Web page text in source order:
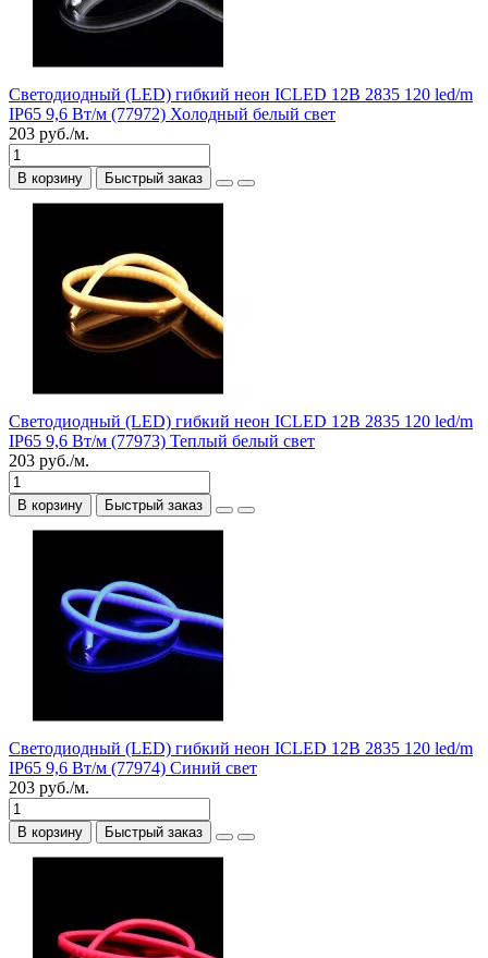
Светодиодный (LED) гибкий неон ICLED 12В 2835 120 led/m
IP65 9,6 Вт/м (77972) Холодный белый свет
203 руб./м.
В корзину Быстрый заказ
Светодиодный (LED) гибкий неон ICLED 12В 2835 120 led/m
IP65 9,6 Вт/м (77973) Теплый белый свет
203 руб./м.
В корзину Быстрый заказ
Светодиодный (LED) гибкий неон ICLED 12В 2835 120 led/m
IP65 9,6 Вт/м (77974) Синий свет
203 руб./м.
В корзину Быстрый заказ